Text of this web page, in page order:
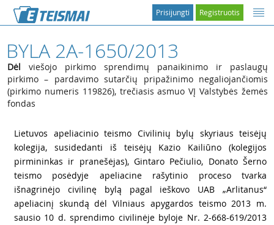
Registruotis
Prisijungti
BYLA 2A-1650/2013
Dėl viešojo pirkimo sprendimų panaikinimo ir paslaugų
pirkimo – pardavimo sutarčių pripažinimo negaliojančiomis
(pirkimo numeris 119826), trečiasis asmuo VĮ Valstybės žemės
fondas
Lietuvos apeliacinio teismo Civilinių bylų skyriaus teisėjų
kolegija, susidedanti iš teisėjų Kazio Kailiūno (kolegijos
pirmininkas ir pranešėjas), Gintaro Pečiulio, Donato Šerno
teismo posėdyje apeliacine rašytinio proceso tvarka
išnagrinėjo civilinę bylą pagal ieškovo UAB „Arlitanus“
apeliacinį skundą dėl Vilniaus apygardos teismo 2013 m.
sausio 10 d. sprendimo civilinėje byloje Nr. 2-668-619/2013